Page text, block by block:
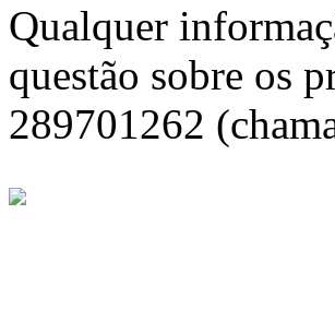
Qualquer
questão sobre os
289701262